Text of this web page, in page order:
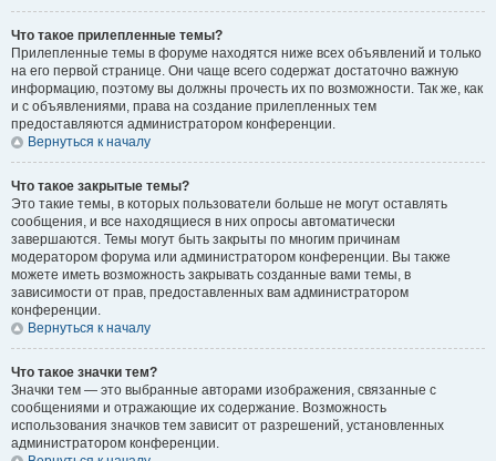
Что такое прилепленные темы?
Прилепленные темы в форуме находятся ниже всех объявлений и только
на его первой странице. Они чаще всего содержат достаточно важную
информацию, поэтому вы должны прочесть их по возможности. Так же, как
и с объявлениями, права на создание прилепленных тем
предоставляются администратором конференции.
Вернуться к началу
Что такое закрытые темы?
Это такие темы, в которых пользователи больше не могут оставлять
сообщения, и все находящиеся в них опросы автоматически
завершаются. Темы могут быть закрыты по многим причинам
модератором форума или администратором конференции. Вы также
можете иметь возможность закрывать созданные вами темы, в
зависимости от прав, предоставленных вам администратором
конференции.
Вернуться к началу
Что такое значки тем?
Значки тем — это выбранные авторами изображения, связанные с
сообщениями и отражающие их содержание. Возможность
использования значков тем зависит от разрешений, установленных
администратором конференции.